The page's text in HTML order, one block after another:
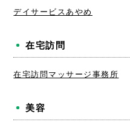
デイサービスあやめ
在宅訪問
在宅訪問マッサージ事務所
美容